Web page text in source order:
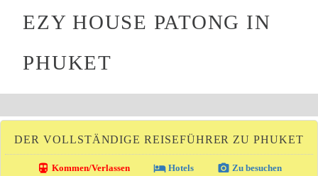
EZY HOUSE PATONG IN
PHUKET
DER VOLLSTÄNDIGE REISEFÜHRER ZU PHUKET
directions_transit Kommen/Verlassen local_hotelHotels photo_camera Zu besuchen